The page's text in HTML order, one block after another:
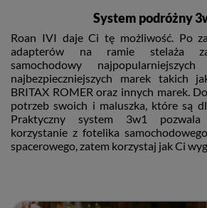
System podróżny
Roan IVI daje Ci tę możliwość. Po
adapterów na ramie stelaża
samochodowy
najbezpieczniejszych marek takich
BRITAX ROMER oraz innych marek.
potrzeb swoich i maluszka, które są
Praktyczny system 3w1 pozwala
korzystanie z fotelika
spacerowego, zatem korzystaj jak Ci